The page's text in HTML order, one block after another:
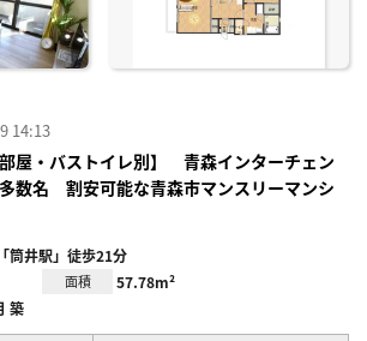
14:13
部屋・バストイレ別】 青森インターチェン
数名 割安可能な青森市マンスリーマンシ
筒井駅」徒歩21分
面積 57.78m²
築